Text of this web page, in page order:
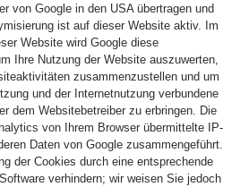
von Google in den USA übertragen und
ist auf dieser Website aktiv. Im
Website wird Google diese
Ihre Nutzung der Website auszuwerten,
zusammenzustellen und um
und der Internetnutzung verbundene
dem Websitebetreiber zu erbringen. Die
von Ihrem Browser übermittelte IP-
Daten von Google zusammengeführt.
der Cookies durch eine entsprechende
verhindern; wir weisen Sie jedoch